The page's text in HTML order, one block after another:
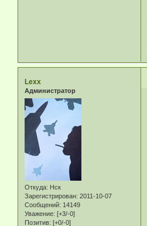
Lexx
Администратор
Откуда: Нск
Зарегистрирован: 2011-10-07
Сообщений: 14149
Уважение: [+3/-0]
Позитив: [+0/-0]